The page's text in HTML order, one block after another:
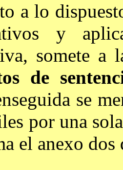
a lo
y
somete a
de
se
por una
el anexo dos